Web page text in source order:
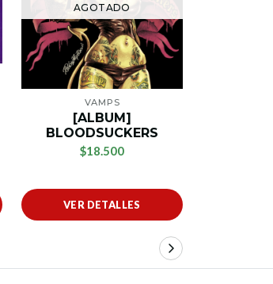
AGOTADO
VAMPS
[ALBUM]
BLOODSUCKERS
$18.500
VER DETALLES